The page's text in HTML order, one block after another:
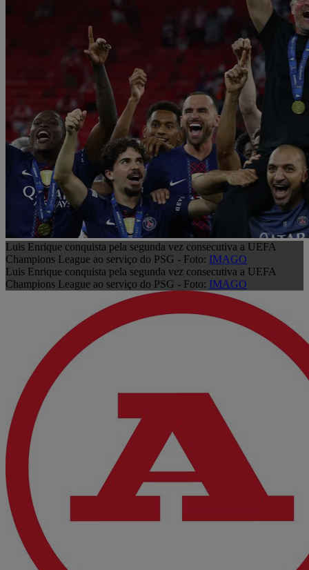
Luis Enrique conquista pela segunda vez consecutiva a UEFA
Champions League ao serviço do PSG - Foto: IMAGO
Luis Enrique conquista pela segunda vez consecutiva a UEFA
Champions League ao serviço do PSG - Foto: IMAGO